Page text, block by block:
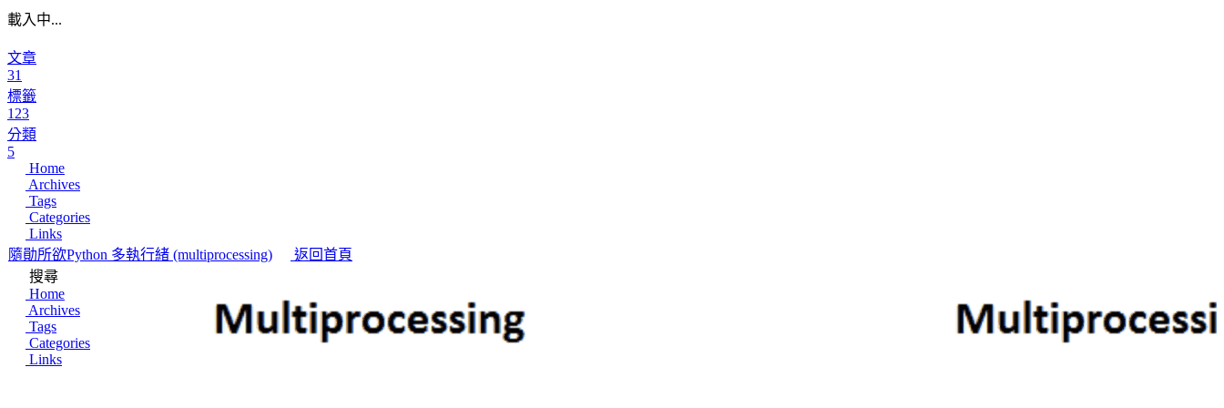
載入中...
文章
31
標籤
123
分類
5
Home
Archives
Tags
Categories
Links
隨勛所欲Python 多執行緒 (multiprocessing)
返回首頁
搜尋
Home
Archives
Tags
Categories
Links